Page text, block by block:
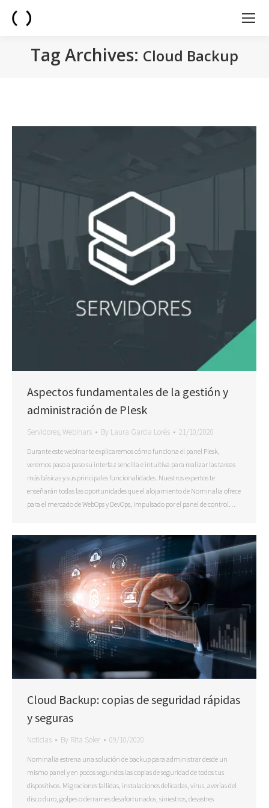
Tag Archives: Cloud Backup
Aspectos fundamentales de la gestión y
administración de Plesk
Servidores,Webinars By Laura Garcia Lorés 21/10/2020
Durante este webinar te explicaremos cómo funciona el panel Plesk,
veremos paso a paso su interfaz sencilla e intuitiva para realizar las tareas
más básicas y sus principales funcionalidades. Nuestros expertos te
enseñarán todas las oportunidades que el alojamiento de Nominalia ofrece
para el mercado de WebOps y DevOps, impulsado por el panel de control…
Cloud Backup: copias de seguridad rápidas
y seguras
Noticias By Rita Soler 09/10/2020
Nominalia estrena una solución de backup para administrar desde un
mismo panel y en pocos segundos las copias de seguridad de todos tus
dispositivos. Migraciones fallidas, instalaciones delicadas, virus, averías del
disco duro, golpes o derrames desafortunados, siniestros, desastres